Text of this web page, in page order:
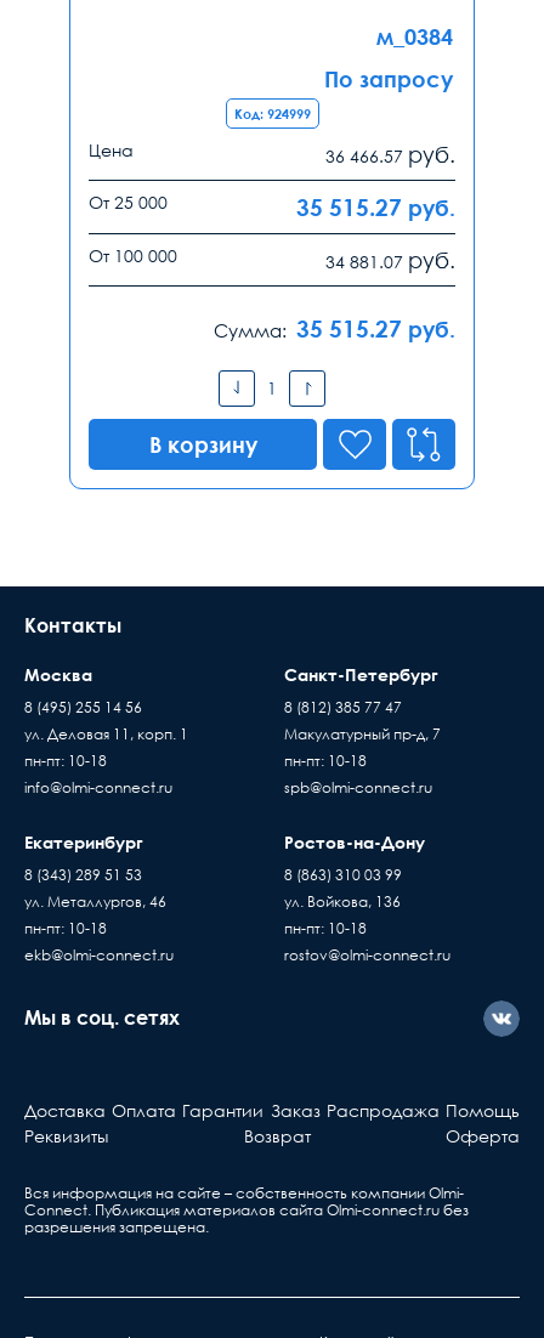
м_0384
По запросу
Код: 924999
Цена 36 466.57 руб.
От 25 000 35 515.27 руб.
От 100 000 34 881.07 руб.
Сумма: 35 515.27 руб.
В корзину
Контакты
Москва
8 (495) 255 14 56
ул. Деловая 11, корп. 1
пн-пт: 10-18
info@olmi-connect.ru
Санкт-Петербург
8 (812) 385 77 47
Макулатурный пр-д, 7
пн-пт: 10-18
spb@olmi-connect.ru
Екатеринбург
8 (343) 289 51 53
ул. Металлургов, 46
пн-пт: 10-18
ekb@olmi-connect.ru
Ростов-на-Дону
8 (863) 310 03 99
ул. Войкова, 136
пн-пт: 10-18
rostov@olmi-connect.ru
Мы в соц. сетях
Доставка Оплата Гарантии Заказ Распродажа Помощь
Реквизиты
Возврат Оферта
Вся информация на сайте – собственность компании Olmi-
Сonnect. Публикация материалов сайта Olmi-connect.ru без
разрешения запрещена.